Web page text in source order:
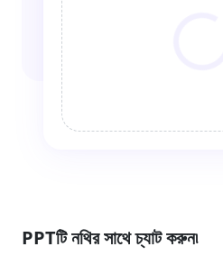
PPTটি নথির সাথে চ্যাট করুন৷